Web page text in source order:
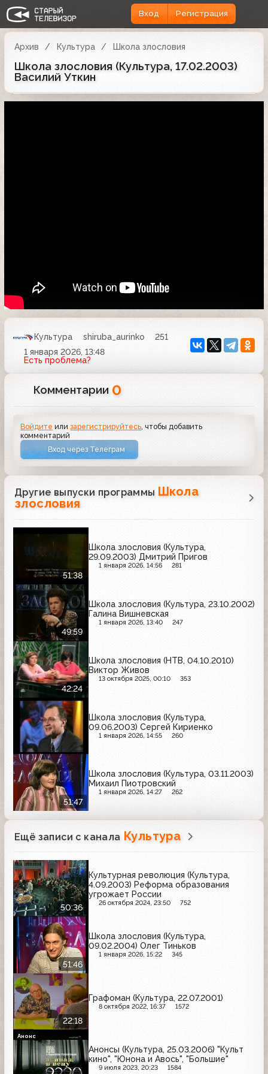
Вход Регистрация
Архив Культура Школа злословия
Школа злословия (Культура, 17.02.2003)
Василий Уткин
Культура shiruba_aurinko
251
1 января 2026, 13:48
Есть проблема?
Комментарии 0
Войдите илизарегистрируйтесь , чтобы добавить
комментарий
Вход через Телеграм
Другие выпуски программы Школа
злословия
51:38
Школа злословия (Культура,
29.09.2003) Дмитрий Пригов
1 января 2026, 14:56 281
49:59
Школа злословия (Культура, 23.10.2002)
Галина Вишневская
1 января 2026, 13:40 247
42:24
Школа злословия (НТВ, 04.10.2010)
Виктор Живов
13 октября 2025, 00:10 353
Школа злословия (Культура,
09.06.2003) Сергей Кириенко
1 января 2026, 14:55 260
51:47
Школа злословия (Культура, 03.11.2003)
Михаил Пиотровский
1 января 2026, 14:27 262
Ещё записи с канала Культура
50:36
Культурная революция (Культура,
4.09.2003) Реформа образования
угрожает России
26 октября 2024, 23:50 752
51:46
Школа злословия (Культура,
09.02.2004) Олег Тиньков
1 января 2026, 15:22 345
22:18
Графоман (Культура, 22.07.2001)
8 октября 2022, 16:37 1572
Анонсы (Культура, 25.03.2006) "Культ
кино", "Юнона и Авось", "Большие"
9 июля 2023, 20:23 1584
Анонс